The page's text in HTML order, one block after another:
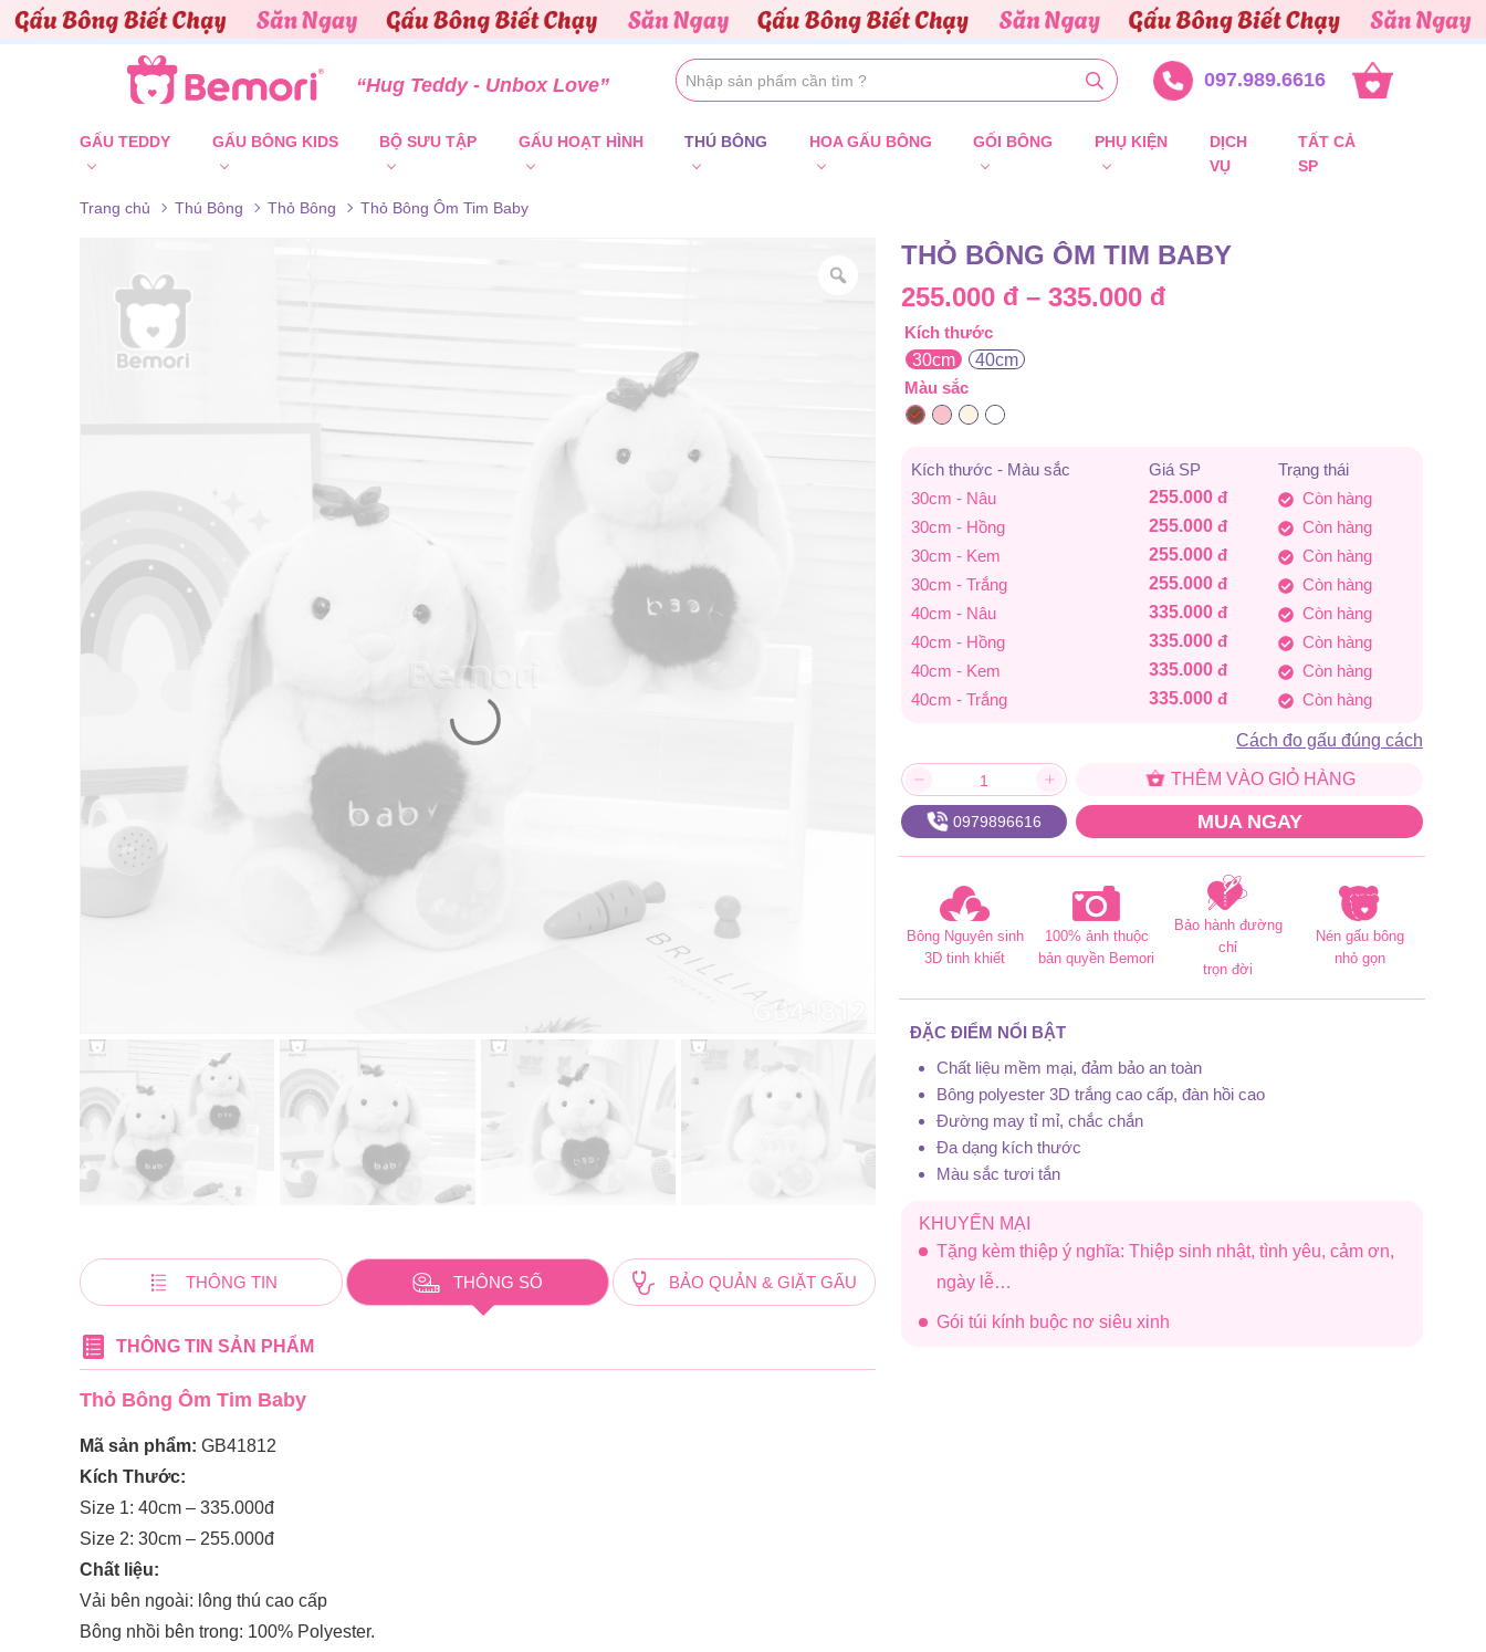
Skip to content
“Hug Teddy - Unbox Love” 097.989.6616
GẤU TEDDY GẤU BÔNG KIDS BỘ SƯU TẬP GẤU HOẠT HÌNH THÚ BÔNG HOA GẤU BÔNG GỐI BÔNG PHỤ KIỆN
DỊCH
VỤ
TẤT CẢ
SP
Trang chủ Thú Bông Thỏ Bông Thỏ Bông Ôm Tim Baby
THỎ BÔNG ÔM TIM BABY
255.000 đ – 335.000 đKhoảng
đến
335.000 đ
Kích thước
30cm
40cm
Màu sắc
Kích thước - Màu sắc Giá SP
Trạng thái
30cm - Nâu
255.000 đ
Còn hàng
30cm - Hồng
255.000 đ
Còn hàng
30cm - Kem
255.000 đ
Còn hàng
30cm - Trắng
255.000 đ
Còn hàng
40cm - Nâu
335.000 đ
Còn hàng
40cm - Hồng
335.000 đ
Còn hàng
40cm - Kem
335.000 đ
Còn hàng
40cm - Trắng
335.000 đ Còn hàng
Cách đo gấu đúng cách
THÊM VÀO GIỎ HÀNG
0979896616 MUA NGAY
Bông Nguyên sinh
3D tinh khiết
100% ảnh thuộc
bản quyền Bemori
Bảo hành đường
chỉ
trọn đời
Nén gấu bông
nhỏ gọn
ĐẶC ĐIỂM NỔI BẬT
Chất liệu mềm mại, đảm bảo an toàn
Bông polyester 3D trắng cao cấp, đàn hồi cao
Đường may tỉ mỉ, chắc chắn
Đa dạng kích thước
Màu sắc tươi tắn
KHUYẾN MẠI
Tặng kèm thiệp ý nghĩa: Thiệp sinh nhật, tình yêu, cảm ơn,
ngày lễ…
Gói túi kính buộc nơ siêu xinh
THÔNG TIN THÔNG SỐ BẢO QUẢN & GIẶT GẤU
THÔNG TIN SẢN PHẨM
Thỏ Bông Ôm Tim Baby
Mã sản phẩm: GB41812
Kích Thước:
Size 1: 40cm – 335.000đ
Size 2: 30cm – 255.000đ
Chất liệu:
Vải bên ngoài: lông thú cao cấp
Bông nhồi bên trong: 100% Polyester.